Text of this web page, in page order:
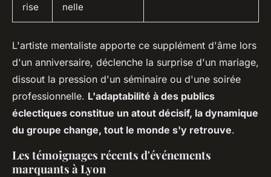
rise
nelle
L'artiste mentaliste apporte ce supplément d'âme lors
d'un anniversaire, déclenche la surprise d'un mariage,
dissout la pression d'un séminaire ou d'une soirée
professionnelle. L'adaptabilité à des publics
éclectiques constitue un atout décisif, la dynamique
du groupe change, tout le monde s'y retrouve.
Les témoignages récents d'événements
marquants à Lyon